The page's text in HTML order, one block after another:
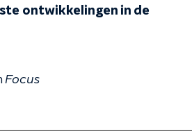
ontwikkelingen in de
Focus